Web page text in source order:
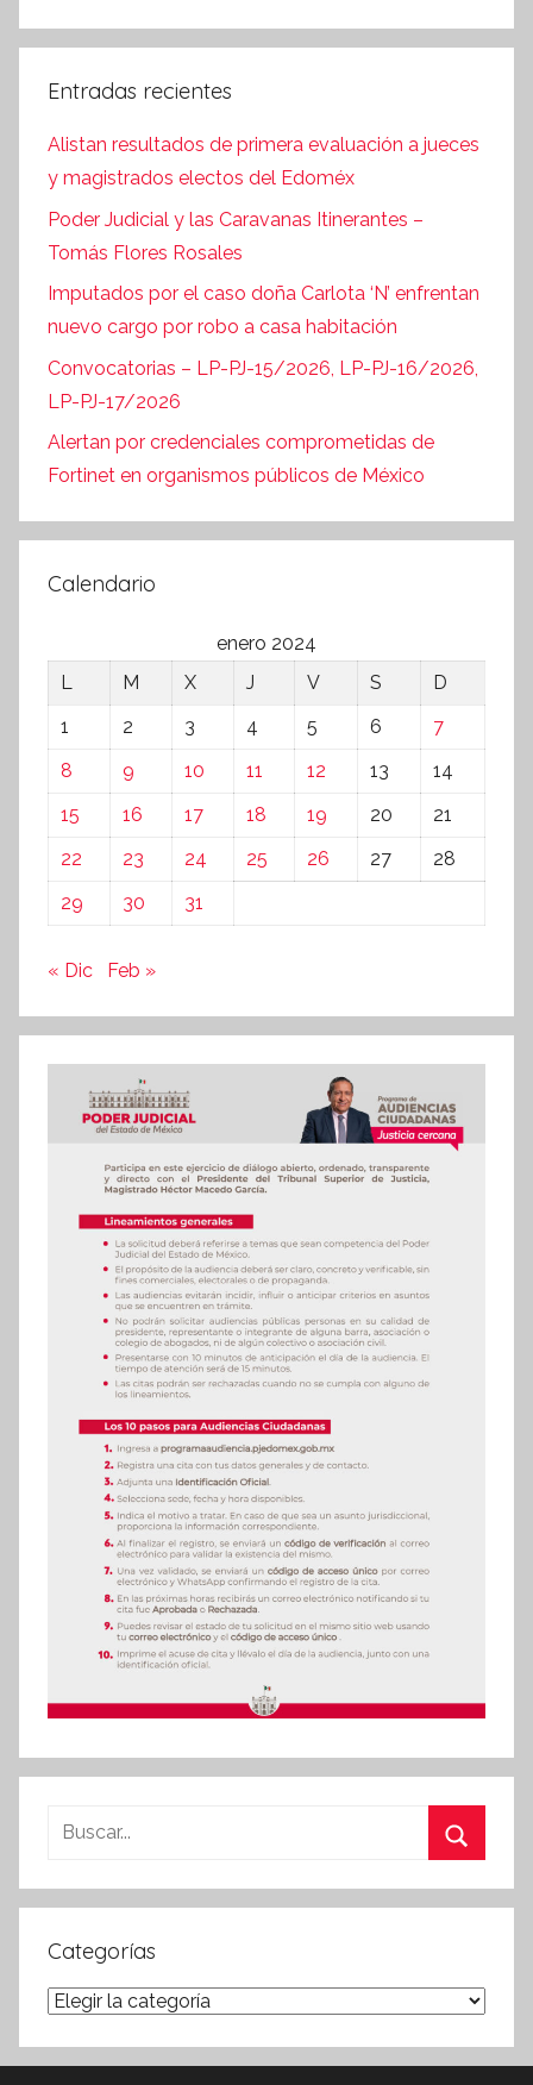
Entradas recientes
Alistan resultados de primera evaluación a jueces
y magistrados electos del Edoméx
Poder Judicial y las Caravanas Itinerantes –
Tomás Flores Rosales
Imputados por el caso doña Carlota ‘N’ enfrentan
nuevo cargo por robo a casa habitación
Convocatorias – LP-PJ-15/2026, LP-PJ-16/2026,
LP-PJ-17/2026
Alertan por credenciales comprometidas de
Fortinet en organismos públicos de México
Calendario
enero 2024
L
M X J V S
D
1
2 3 4 5 6
7
8
9 10 11 12 13
14
15
16 17 18 19 20
21
22
23 24 25 26 27
28
29
30 31
« Dic Feb »
Buscar:
Categorías
Categorías